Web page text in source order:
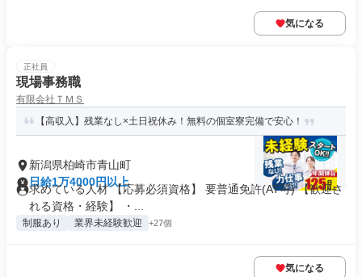
気になる
正社員
現場事務職
有限会社ＴＭＳ
【高収入】残業なし×土日祝休み！無料の個室寮完備で安心！
新潟県柏崎市青山町
日給1万4000円以上
求めている人材 【応募必須資格】 要普通免許(AT可) 【歓迎さ
れる資格・経験】 ・...
制服あり 業界未経験歓迎 +27個
気になる